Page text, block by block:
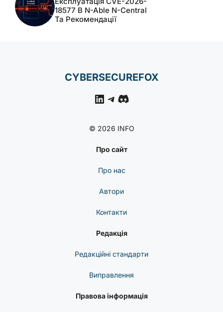
18577 В N-Able N-Central
Та Рекомендації
CYBERSECUREFOX
LinkedIn
Telegram
Discord
© 2026 INFO
Про сайт
Про нас
Автори
Контакти
Редакція
Редакційні стандарти
Виправлення
Правова інформація